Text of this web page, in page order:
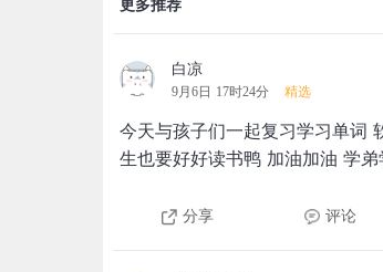
更多推荐
白凉
9月6日 17时24分 精选
今天与孩子们一起复习学习单词
生也要好好读书鸭 加油加油 学
分享 评论